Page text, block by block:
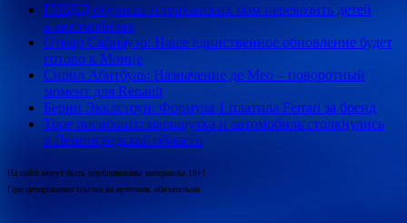
ГИБДД обучили астраханских мам перевозить детей
в автомобилях
Отмар Сафнауэр: Наше единственное обновление будет
готово к Монце
Сирил Абитбуль: Назначение де Мео – поворотный
момент для Renault
Берни Экклстоун: Формула 1 платила Ferrari за бренд
Трое погибших: маршрутка и автомобиль столкнулись
в Ленинградской области
На сайте могут быть опубликованы материалы 18+!
При цитировании ссылка на источник обязательна.